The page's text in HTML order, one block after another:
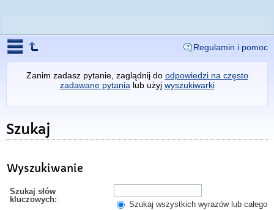
Regulamin i pomoc
Zanim zadasz pytanie, zaglądnij do odpowiedzi na często
zadawane pytania lub użyj wyszukiwarki
Szukaj
Wyszukiwanie
Szukaj słów
kluczowych:
Szukaj wszystkich wyrazów lub całego